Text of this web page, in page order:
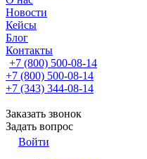
Новости
Кейсы
Блог
Контакты
+7 (800) 500-08-14
+7 (800) 500-08-14
+7 (343) 344-08-14
Заказать звонок
Задать вопрос
Войти